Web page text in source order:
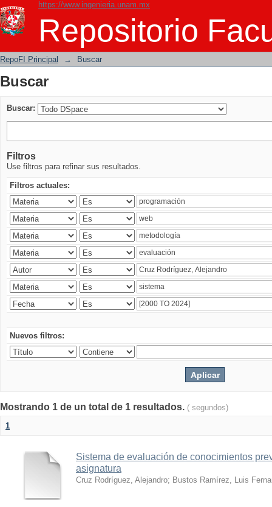
https://www.ingenieria.unam.mx
Repositorio
Buscar
RepoFI Principal → Buscar
Buscar
Buscar:
Filtros
Use filtros para refinar sus resultados.
Filtros actuales:
Nuevos filtros:
Mostrando 1 de un total de 1 resultados. ( segundos)
1
Sistema de evaluación de conocimientos
asignatura
Cruz Rodríguez, Alejandro; Bustos Ramírez, Luis